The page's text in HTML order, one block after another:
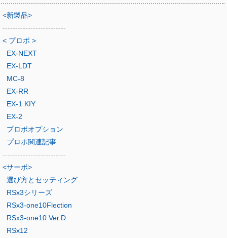
<新製品>
-------------------------
< プロポ >
EX-NEXT
EX-LDT
MC-8
EX-RR
EX-1 KIY
EX-2
プロポオプション
プロポ関連記事
-------------------------
<サーボ>
選び方とセッティング
RSx3シリーズ
RSx3-one10Flection
RSx3-one10 Ver.D
RSx12